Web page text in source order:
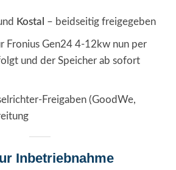
Kostal – beidseitig freigegeben
Fronius Gen24 4-12kw nun per
und der Speicher ab sofort
Freigaben (GoodWe,
Inbetriebnahme